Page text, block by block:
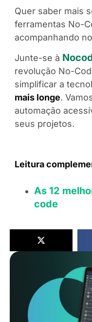
Quer saber mais
ferramentas No-
acompanhando
Junte-se à
revolução No-
simplificar a
mais longe.
automação
seus projetos.
Leitura
As 12
code